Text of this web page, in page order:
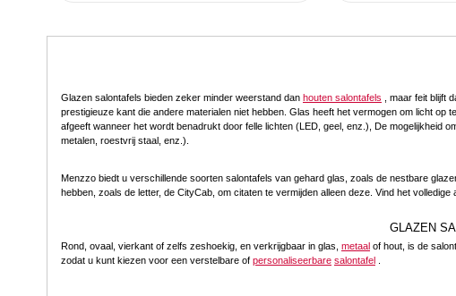
Glazen salontafels bieden zeker minder weerstand dan houten salontafels , maar feit blijft
prestigieuze kant die andere materialen niet hebben. Glas heeft het vermogen om licht
afgeeft wanneer het wordt benadrukt door felle lichten (LED, geel, enz.), De
metalen, roestvrij staal, enz.).
Menzzo biedt u verschillende soorten salontafels van gehard glas, zoals de nestbare
hebben, zoals de letter, de CityCab, om citaten te vermijden alleen deze. Vind het
GLAZEN
Rond, ovaal, vierkant of zelfs zeshoekig, en verkrijgbaar in glas, metaal of hout, is de
zodat u kunt kiezen voor een verstelbare of personaliseerbare salontafel